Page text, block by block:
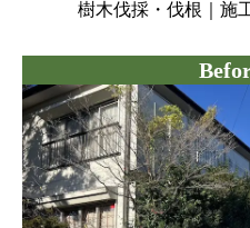
樹木伐採・伐根 ｜施